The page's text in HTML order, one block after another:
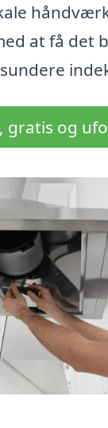
at få det
gratis og